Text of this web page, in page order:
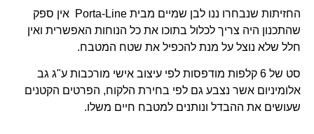
החזיתות שנבחרו ננו לבן שמיים מבית Porta-Line אין ספק
שהתכנון היה צריך לכלול בתוכו את כל הנוחות האפשרית ואין
חלל שלא נוצל על מנת להכפיל את שטח המטבח.
סט של 6 קלפות מודפסות לפי עיצוב אישי מורכבות ע"ג גב
אלומיניום אשר נצבע גם לפי בחירת הלקוח, הפרטים הקטנים
שעושים את ההבדל ונותנים למטבח חיים משלו.